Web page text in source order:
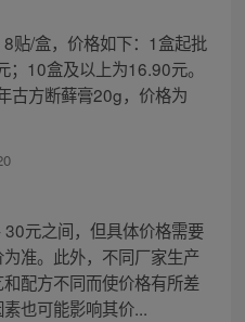
贴/盒，价格如下：1盒起批
10盒及以上为16.90元。
古方断藓膏20g，价格为
元之间，但具体价格需要
准。此外，不同厂家生产
配方不同而使价格有所差
也可能影响其价...